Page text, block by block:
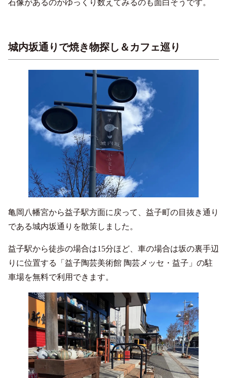
石像があるのかゆっくり数えてみるのも面白そうです。
城内坂通りで焼き物探し＆カフェ巡り
亀岡八幡宮から益子駅方面に戻って、益子町の目抜き通り
である城内坂通りを散策しました。
益子駅から徒歩の場合は15分ほど、車の場合は坂の裏手辺
りに位置する「益子陶芸美術館 陶芸メッセ・益子」の駐
車場を無料で利用できます。